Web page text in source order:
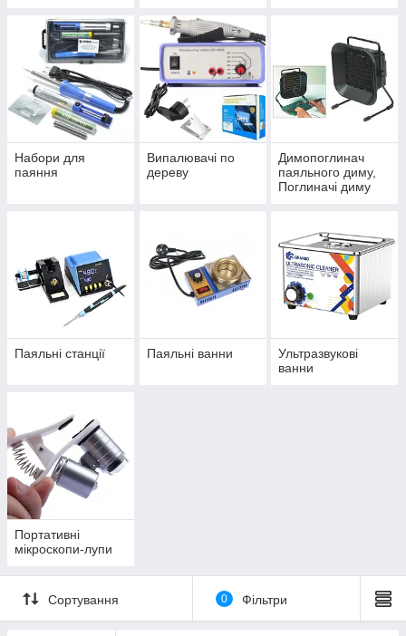
Набори для
паяння
Випалювачі по
дереву
Димопоглинач
паяльного диму,
Поглиначі диму
Паяльні станції Паяльні ванни
Ультразвукові
ванни
Портативні
мікроскопи-лупи
Сортування 0 Фільтри